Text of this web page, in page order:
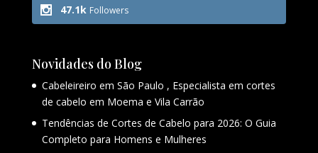
47.1k Followers
Novidades do Blog
Cabeleireiro em São Paulo , Especialista em cortes
de cabelo em Moema e Vila Carrão
Tendências de Cortes de Cabelo para 2026: O Guia
Completo para Homens e Mulheres